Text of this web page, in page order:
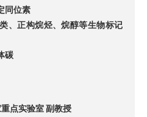
同位素
、正构烷烃、烷醇等生物标记
碳
点实验室副教授